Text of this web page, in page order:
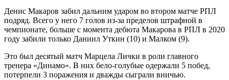
Денис Макаров забил дальним ударом во втором матче РПЛ
подряд. Всего у него 7 голов из-за пределов штрафной в
чемпионате, больше с момента дебюта Макарова в РПЛ в 2020
году забили только Даниил Уткин (10) и Малком (9).
Это был десятый матч Марцела Лички в роли главного
тренера «Динамо». В них бело-голубые одержали 5 побед,
потерпели 3 поражения и дважды сыграли вничью.